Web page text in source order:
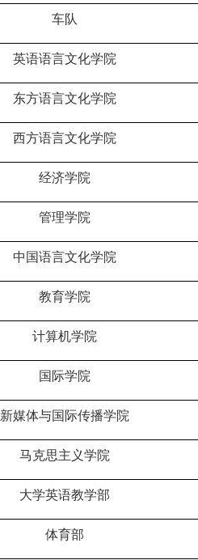
车队
英语语言文化学院
东方语言文化学院
西方语言文化学院
经济学院
管理学院
中国语言文化学院
教育学院
计算机学院
国际学院
新媒体与国际传播学院
马克思主义学院
大学英语教学部
体育部